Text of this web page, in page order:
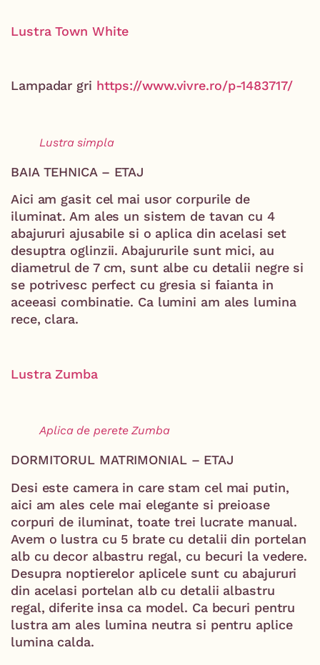
Lustra Town White
Lampadar gri https://www.vivre.ro/p-1483717/
Lustra simpla
BAIA TEHNICA – ETAJ
Aici am gasit cel mai usor corpurile de
iluminat. Am ales un sistem de tavan cu 4
abajururi ajusabile si o aplica din acelasi set
desuptra oglinzii. Abajururile sunt mici, au
diametrul de 7 cm, sunt albe cu detalii negre si
se potrivesc perfect cu gresia si faianta in
aceeasi combinatie. Ca lumini am ales lumina
rece, clara.
Lustra Zumba
Aplica de perete Zumba
DORMITORUL MATRIMONIAL – ETAJ
Desi este camera in care stam cel mai putin,
aici am ales cele mai elegante si preioase
corpuri de iluminat, toate trei lucrate manual.
Avem o lustra cu 5 brate cu detalii din portelan
alb cu decor albastru regal, cu becuri la vedere.
Desupra noptierelor aplicele sunt cu abajururi
din acelasi portelan alb cu detalii albastru
regal, diferite insa ca model. Ca becuri pentru
lustra am ales lumina neutra si pentru aplice
lumina calda.